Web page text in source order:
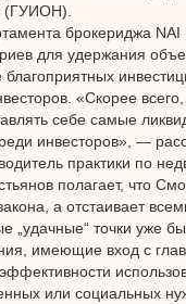
(ГУИОН).
брокериджа
для удержания
«Скорее
себе самые
инвесторов», —
практики по
полагает, что
а отстаивает
„удачные“ точки уже
имеющие вход с
или социальных